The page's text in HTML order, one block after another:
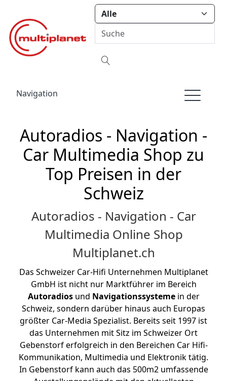
Navigation
Autoradios - Navigation -
Car Multimedia Shop zu
Top Preisen in der
Schweiz
Autoradios - Navigation - Car
Multimedia Online Shop
Multiplanet.ch
Das Schweizer Car-Hifi Unternehmen Multiplanet
GmbH ist nicht nur Marktführer im Bereich
Autoradiosund Navigationssystemein der
Schweiz, sondern darüber hinaus auch Europas
größter Car-Media Spezialist. Bereits seit 1997 ist
das Unternehmen mit Sitz im Schweizer Ort
Gebenstorf erfolgreich in den Bereichen Car Hifi-
Kommunikation, Multimedia und Elektronik tätig.
In Gebenstorf kann auch das 500m2 umfassende